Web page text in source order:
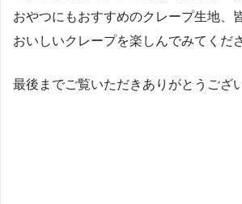
おやつにもおすすめのクレープ生地、
おいしいクレープを楽しんでみてくだ
最後までご覧いただきありがとうござ